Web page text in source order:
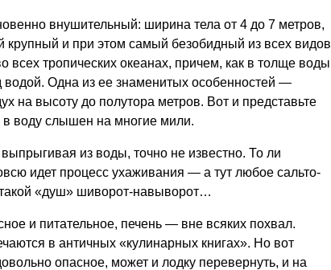
внушительный: ширина тела от 4 до 7 метров,
и при этом самый безобидный из всех видов
всех тропических океанах, причем, как в толще воды
водой. Одна из ее знаменитых особенностей —
на высоту до полутора метров. Вот и представьте
в воду слышен на многие мили.
из воды, точно не известно. То ли
идет процесс ухаживания — а тут любое сальто-
такой «душ» шиворот-навыворот…
и питательное, печень — вне всяких похвал.
в античных «кулинарных книгах». Но вот
опасное, может и лодку перевернуть, и на